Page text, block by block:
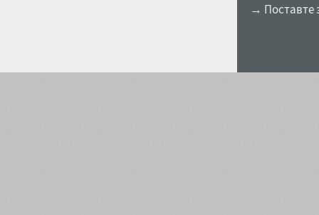
→ Поставте